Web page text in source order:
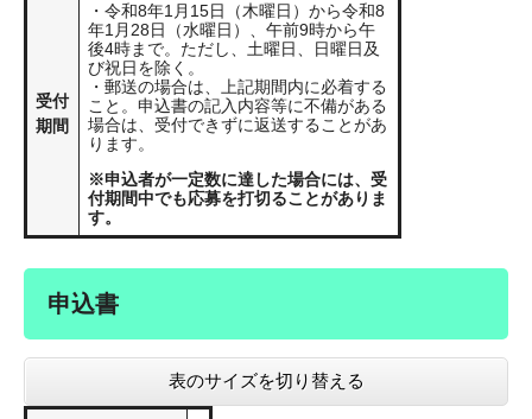
受付
期間
・令和8年1月15日（木曜日）から令和8
年1月28日（水曜日）、午前9時から午
後4時まで。ただし、土曜日、日曜日及
び祝日を除く。
・郵送の場合は、上記期間内に必着する
こと。申込書の記入内容等に不備がある
場合は、受付できずに返送することがあ
ります。
※申込者が一定数に達した場合には、受
付期間中でも応募を打切ることがありま
す。
申込書
表のサイズを切り替える